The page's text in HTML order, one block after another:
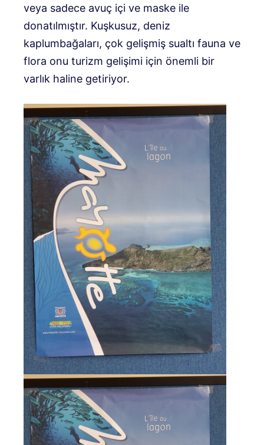
veya sadece avuç içi ve maske ile
donatılmıştır. Kuşkusuz, deniz
kaplumbağaları, çok gelişmiş sualtı fauna ve
flora onu turizm gelişimi için önemli bir
varlık haline getiriyor.